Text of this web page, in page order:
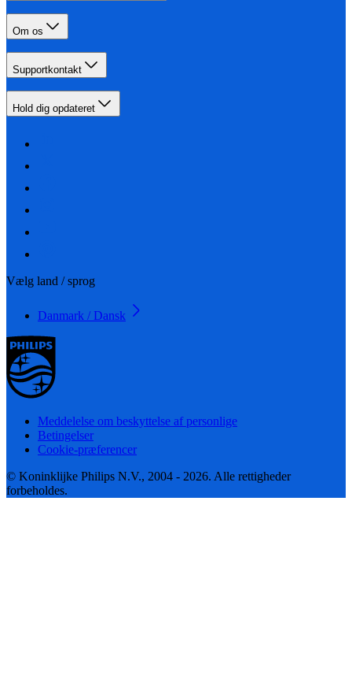
Om os
Supportkontakt
Hold dig opdateret
Vælg land / sprog
Danmark / Dansk
Meddelelse om beskyttelse af personlige
Betingelser
Cookie-præferencer
© Koninklijke Philips N.V., 2004 - 2026. Alle rettigheder
forbeholdes.